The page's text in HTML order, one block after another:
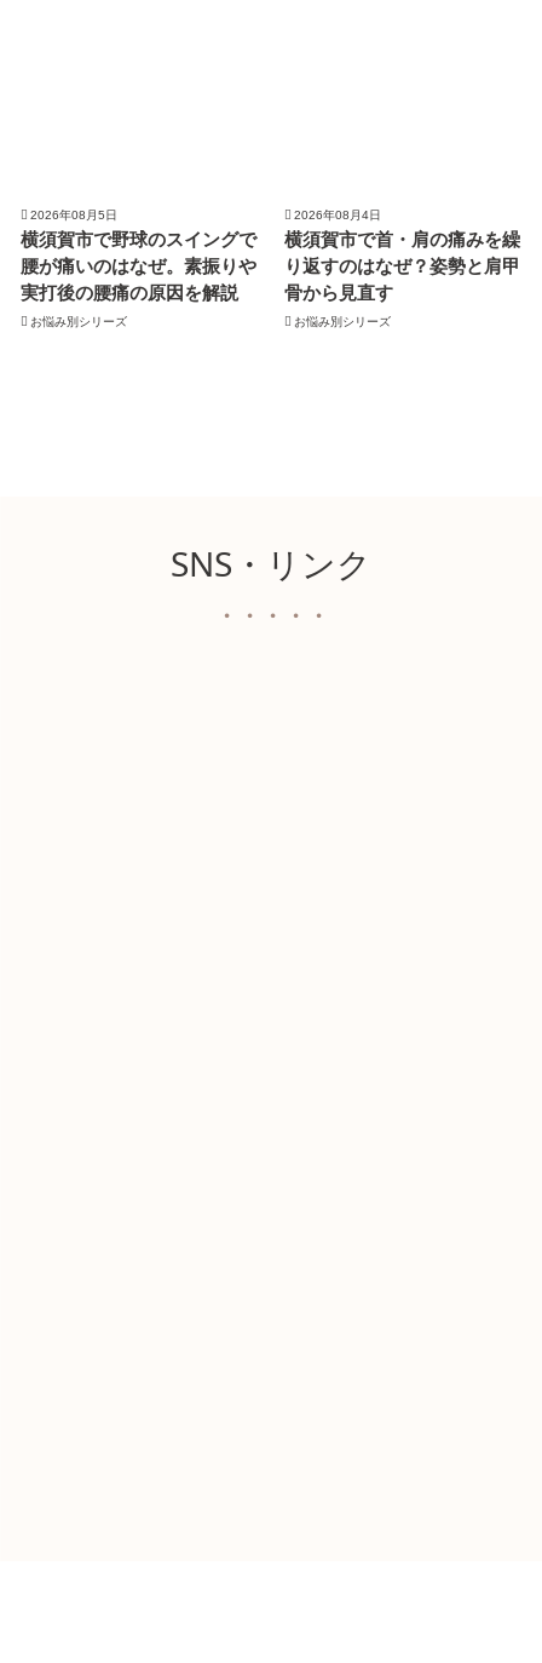
2026年08月5日
横須賀市で野球のスイングで
腰が痛いのはなぜ。素振りや
実打後の腰痛の原因を解説
お悩み別シリーズ
2026年08月4日
横須賀市で首・肩の痛みを繰
り返すのはなぜ？姿勢と肩甲
骨から見直す
お悩み別シリーズ
SNS・リンク